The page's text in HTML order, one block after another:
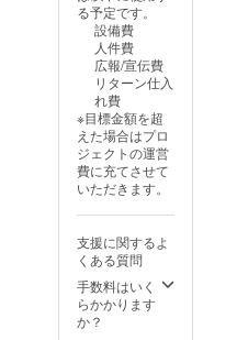
店舗の
改装・
一定期
間の経
過、移
店等の
理由に
より、
掲示期
間は無
はござ
いませ
ん。予
承くだ
さい。
す。 ・
郵送に
てお届
けしま
すの
で、住
所入力
にお間
違いの
ないよ
うご注
意くだ
限：
2026年
12月31
日ま
で。 ・
様、何
口でも
ご支援
いただ
けま
す。 ・
ンは確
定後、
活動報
告等で
お知ら
る予定です。
設備費
人件費
広報/宣伝費
リターン仕入
れ費
※目標金額を超
えた場合はプロ
ジェクトの運営
費に充てさせて
いただきます。
支援に関するよ
くある質問
手数料はいく
らかかります
か？